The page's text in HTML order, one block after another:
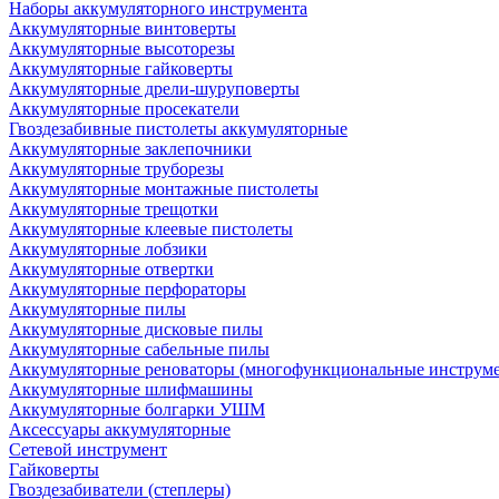
Наборы аккумуляторного инструмента
Аккумуляторные винтоверты
Аккумуляторные высоторезы
Аккумуляторные гайковерты
Аккумуляторные дрели-шуруповерты
Аккумуляторные просекатели
Гвоздезабивные пистолеты аккумуляторные
Аккумуляторные заклепочники
Аккумуляторные труборезы
Аккумуляторные монтажные пистолеты
Аккумуляторные трещотки
Аккумуляторные клеевые пистолеты
Аккумуляторные лобзики
Аккумуляторные отвертки
Аккумуляторные перфораторы
Аккумуляторные пилы
Аккумуляторные дисковые пилы
Аккумуляторные сабельные пилы
Аккумуляторные реноваторы (многофункциональные
Аккумуляторные шлифмашины
Аккумуляторные болгарки УШМ
Аксессуары аккумуляторные
Сетевой инструмент
Гайковерты
Гвоздезабиватели (степлеры)